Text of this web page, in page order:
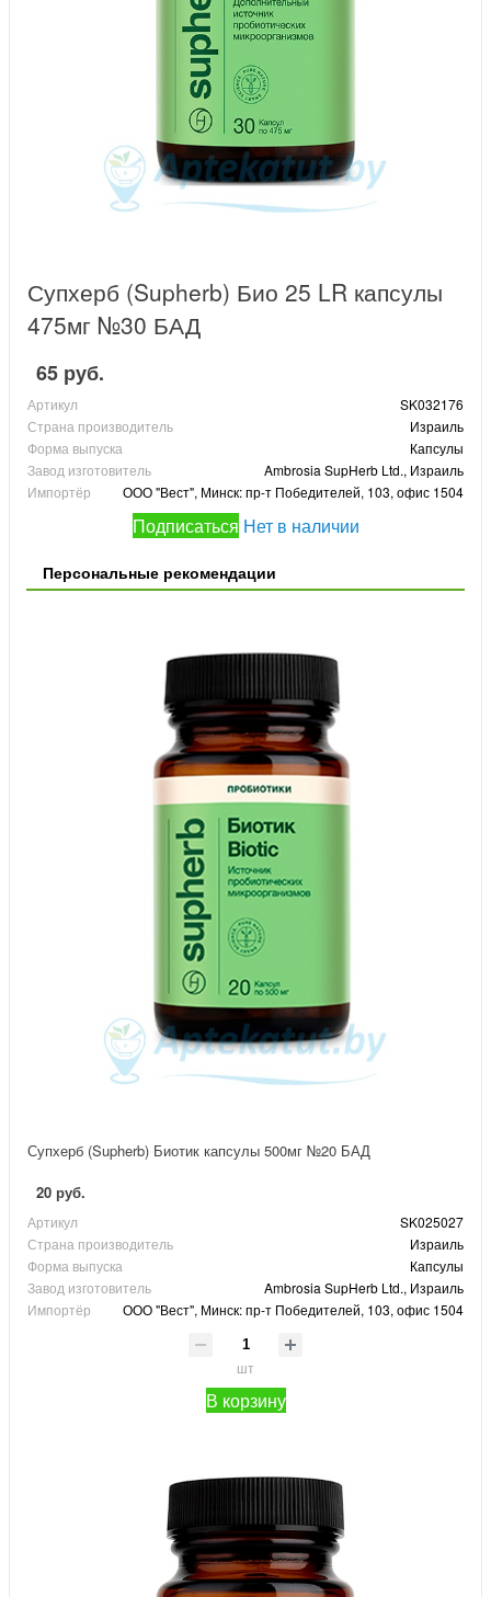
Супхерб (Supherb) Био 25 LR капсулы
475мг №30 БАД
65 руб.
Артикул
SK032176
Страна производитель
Израиль
Форма выпуска
Капсулы
Завод изготовитель
Ambrosia SupHerb Ltd., Израиль
Импортёр
ООО "Вест", Минск: пр-т Победителей, 103, офис 1504
Подписаться Нет в наличии
Персональные рекомендации
Супхерб (Supherb) Биотик капсулы 500мг №20 БАД
20 руб.
Артикул
SK025027
Страна производитель
Израиль
Форма выпуска
Капсулы
Завод изготовитель
Ambrosia SupHerb Ltd., Израиль
Импортёр
ООО "Вест", Минск: пр-т Победителей, 103, офис 1504
шт
В корзину